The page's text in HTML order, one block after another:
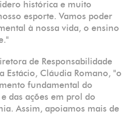
histórica e muito
esporte. Vamos poder
à nossa vida, o ensino
de Responsabilidade
Estácio, Cláudia Romano, "o
fundamental do
das ações em prol do
Assim, apoiamos mais de